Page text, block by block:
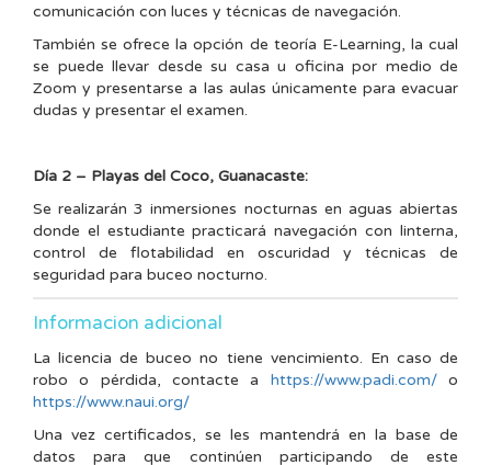
comunicación con luces y técnicas de navegación.
También se ofrece la opción de teoría E-Learning, la cual
se puede llevar desde su casa u oficina por medio de
Zoom y presentarse a las aulas únicamente para evacuar
dudas y presentar el examen.
Día 2 – Playas del Coco, Guanacaste:
Se realizarán 3 inmersiones nocturnas en aguas abiertas
donde el estudiante practicará navegación con linterna,
control de flotabilidad en oscuridad y técnicas de
seguridad para buceo nocturno.
Informacion adicional
La licencia de buceo no tiene vencimiento. En caso de
robo o pérdida, contacte a https://www.padi.com/o
https://www.naui.org/
Una vez certificados, se les mantendrá en la base de
datos para que continúen participando de este